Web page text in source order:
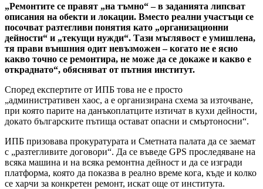
„Ремонтите се правят „на тъмно“ – в заданията липсват
описания на обекти и локации. Вместо реални участъци се
посочват разтегливи понятия като „организационни
дейности“ и „текущи нужди“. Тази мъглявост е умишлена,
тя прави външния одит невъзможен – когато не е ясно
какво точно се ремонтира, не може да се докаже и какво е
откраднато“, обясняват от пътния институт.
Според експертите от ИПБ това не е просто
„административен хаос, а е организирана схема за източване,
при която парите на данъкоплатците изтичат в кухи дейности,
докато българските пътища остават опасни и смъртоносни“.
ИПБ призовава прокуратурата и Сметната палата да се заемат
с „разтегливите договори“. Да се въведе GPS проследяване на
всяка машина и на всяка ремонтна дейност и да се изгради
платформа, която да показва в реално време кога, къде и колко
се харчи за конкретен ремонт, искат още от института.